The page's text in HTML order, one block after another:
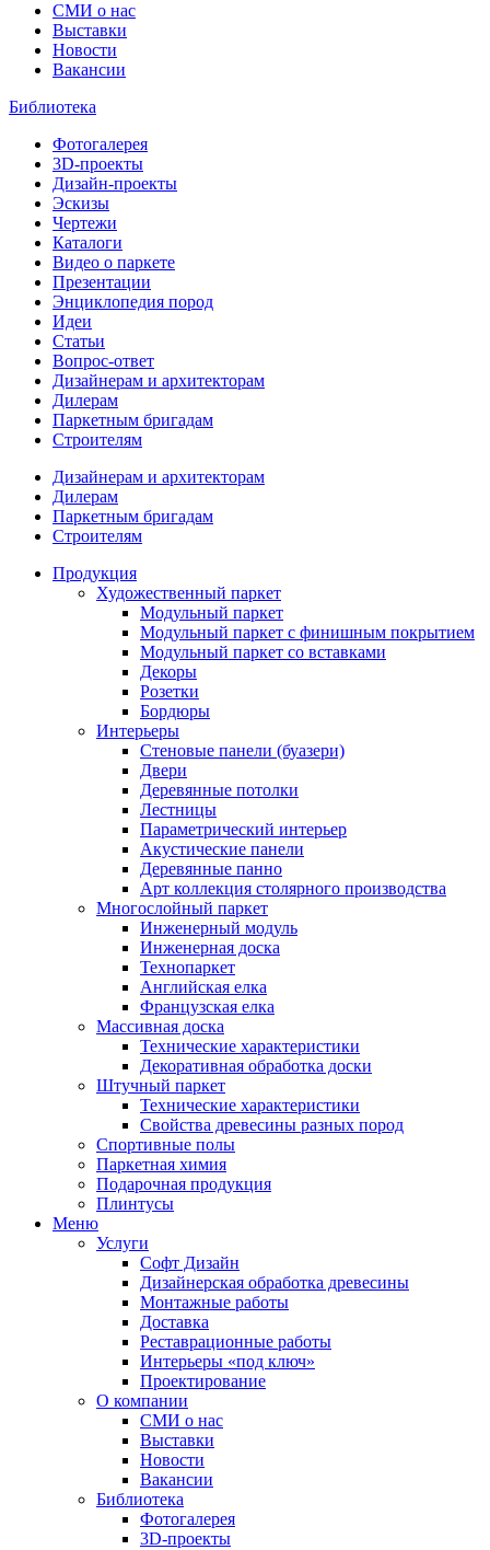
СМИ о нас
Выставки
Новости
Вакансии
Библиотека
Фотогалерея
3D-проекты
Дизайн-проекты
Эскизы
Чертежи
Каталоги
Видео о паркете
Презентации
Энциклопедия пород
Идеи
Статьи
Вопрос-ответ
Дизайнерам и архитекторам
Дилерам
Паркетным бригадам
Строителям
Дизайнерам и архитекторам
Дилерам
Паркетным бригадам
Строителям
Продукция
Художественный паркет
Модульный паркет
Модульный паркет с финишным покрытием
Модульный паркет со вставками
Декоры
Розетки
Бордюры
Интерьеры
Стеновые панели (буазери)
Двери
Деревянные потолки
Лестницы
Параметрический интерьер
Акустические панели
Деревянные панно
Арт коллекция столярного производства
Многослойный паркет
Инженерный модуль
Инженерная доска
Технопаркет
Английская елка
Французская елка
Массивная доска
Технические характеристики
Декоративная обработка доски
Штучный паркет
Технические характеристики
Свойства древесины разных пород
Спортивные полы
Паркетная химия
Подарочная продукция
Плинтусы
Меню
Услуги
Софт Дизайн
Дизайнерская обработка древесины
Монтажные работы
Доставка
Реставрационные работы
Интерьеры «под ключ»
Проектирование
О компании
СМИ о нас
Выставки
Новости
Вакансии
Библиотека
Фотогалерея
3D-проекты